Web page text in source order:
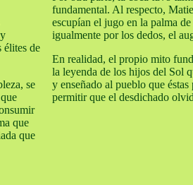
élites de
se
que
que
fundamental. Al respecto,
escupían el jugo en la palma
igualmente por los dedos, el
En realidad, el propio mito
la leyenda de los hijos del Sol
y enseñado al pueblo que
permitir que el desdichado